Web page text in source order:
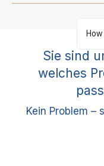
verfügbar und
Format wird
und Zielsetzung
Ja. Unsere
aufgebaut und
kombinieren.
Format werden
und
Sie sind
welches
Kein Problem –